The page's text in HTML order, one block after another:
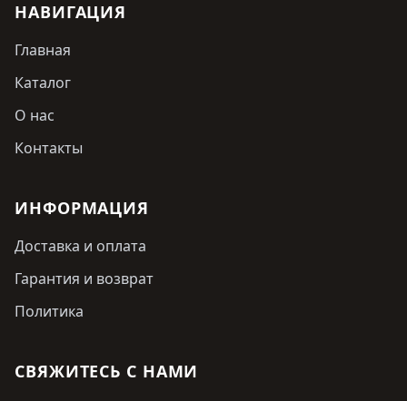
НАВИГАЦИЯ
Главная
Каталог
О нас
Контакты
ИНФОРМАЦИЯ
Доставка и оплата
Гарантия и возврат
Политика
СВЯЖИТЕСЬ С НАМИ